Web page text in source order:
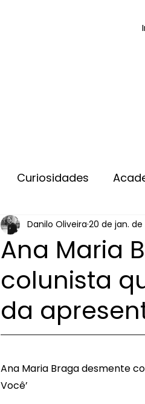
Curiosidades
Ana Maria
colunista
da
Danilo Oliveira 20 de jan. de
Ana Maria Braga desmente
Você’